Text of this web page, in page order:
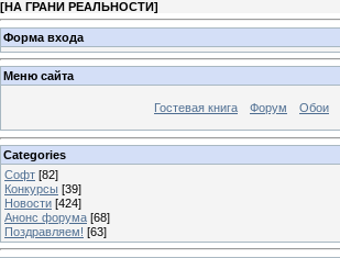
[НА ГРАНИ РЕАЛЬНОСТИ]
Форма входа
Меню сайта
Гостевая книга Форум Обои
Categories
Софт [82]
Конкурсы [39]
Новости [424]
Анонс форума [68]
Поздравляем! [63]